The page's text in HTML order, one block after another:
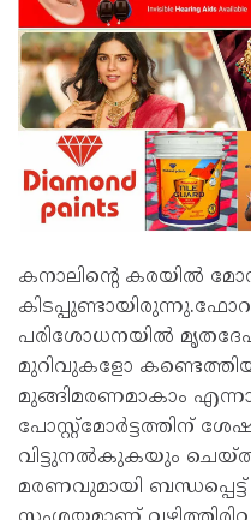
കനാലിന്റെ കരയില്‍
പരിശോധനയില്‍
മുറിവുകളോ
മുങ്ങിമരണമാകാം
പോസ്റ്റ്‌മോര്‍ട്ടത്തിന്
വിട്ടുനല്‍കുകയും
മരണവുമായി ബന്ധപ്പെട്ട്